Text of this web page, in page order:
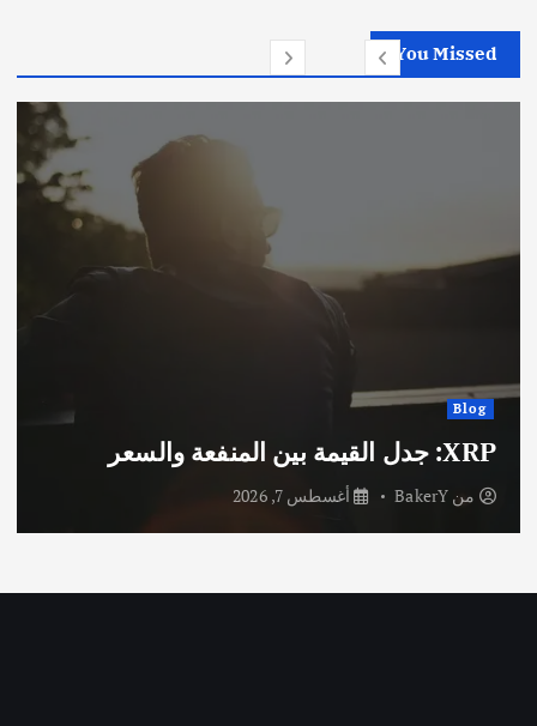
You Missed
Blog
XRP: جدل القيمة بين المنفعة والسعر
من BakerY أغسطس 7, 2026